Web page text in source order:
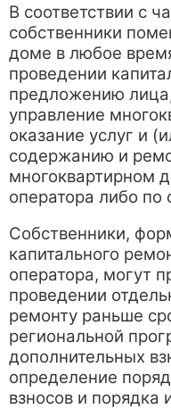
В соответствии с
собственники
доме в любое
проведении
предложению
управление
оказание услуг и
содержанию и
многоквартирном
оператора либо по
Собственники,
капитального
оператора, могут
проведении
ремонту раньше
региональной
дополнительных
определение
взносов и порядка